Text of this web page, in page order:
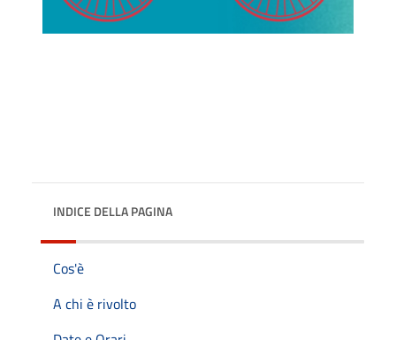
INDICE DELLA PAGINA
Cos'è
A chi è rivolto